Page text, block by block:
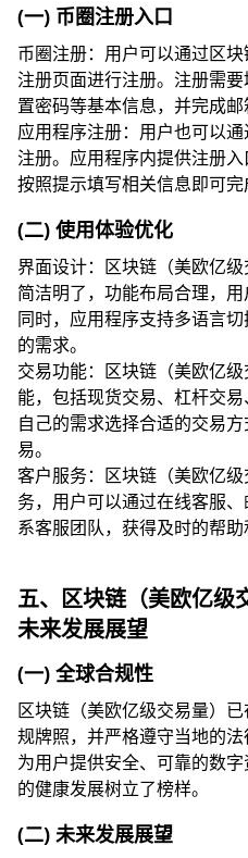
(一) 币圈注册入口
币圈注册：用户可以通过区
注册页面进行注册。注册需
置密码等基本信息，并完成邮
应用程序注册：用户也可以
注册。应用程序内提供注册入
按照提示填写相关信息即可完
(二) 使用体验优化
界面设计：区块链（美欧亿
简洁明了，功能布局合理，用
同时，应用程序支持多语言
的需求。
交易功能：区块链（美欧亿
能，包括现货交易、杠杆交
自己的需求选择合适的交易
易。
客户服务：区块链（美欧亿
务，用户可以通过在线客服
系客服团队，获得及时的帮助
五、区块链（美欧亿级
未来发展展望
(一) 全球合规性
区块链（美欧亿级交易量）
规牌照，并严格遵守当地的法
为用户提供安全、可靠的数
的健康发展树立了榜样。
(二) 未来发展展望